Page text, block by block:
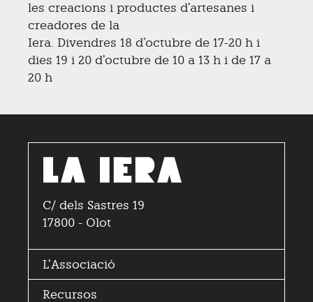
les creacions i productes d’artesanes i
creadores de la
Iera. Divendres 18 d’octubre de 17-20 h i
dies 19 i 20 d’octubre de 10 a 13 h i de 17 a
20 h
C/ dels Sastres 19
17800 - Olot
L’Associació
Recursos